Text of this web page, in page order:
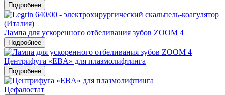
Подробнее
Лампа для ускоренного отбеливания зубов ZOOM 4
Подробнее
Центрифуга «EBA» для плазмолифтинга
Подробнее
Цефалостат